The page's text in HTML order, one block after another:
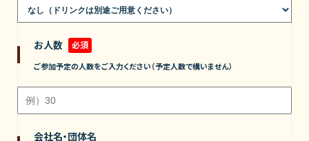
お人数 必須
ご参加予定の人数をご入力ください（予定人数で構いません）
会社名・団体名